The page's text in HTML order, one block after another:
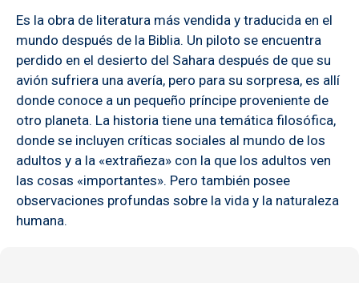
Es la obra de literatura más vendida y traducida en el
mundo después de la Biblia. Un piloto se encuentra
perdido en el desierto del Sahara después de que su
avión sufriera una avería, pero para su sorpresa, es allí
donde conoce a un pequeño príncipe proveniente de
otro planeta. La historia tiene una temática filosófica,
donde se incluyen críticas sociales al mundo de los
adultos y a la «extrañeza» con la que los adultos ven
las cosas «importantes». Pero también posee
observaciones profundas sobre la vida y la naturaleza
humana.